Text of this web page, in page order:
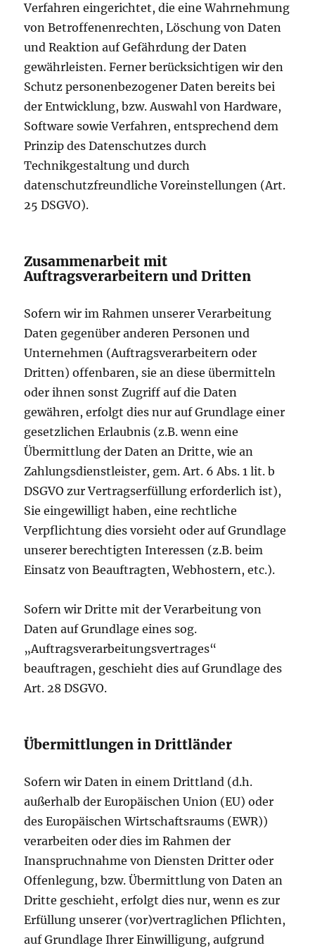
Verfahren eingerichtet, die eine Wahrnehmung
von Betroffenenrechten, Löschung von Daten
und Reaktion auf Gefährdung der Daten
gewährleisten. Ferner berücksichtigen wir den
Schutz personenbezogener Daten bereits bei
der Entwicklung, bzw. Auswahl von Hardware,
Software sowie Verfahren, entsprechend dem
Prinzip des Datenschutzes durch
Technikgestaltung und durch
datenschutzfreundliche Voreinstellungen (Art.
25 DSGVO).
Zusammenarbeit mit
Auftragsverarbeitern und Dritten
Sofern wir im Rahmen unserer Verarbeitung
Daten gegenüber anderen Personen und
Unternehmen (Auftragsverarbeitern oder
Dritten) offenbaren, sie an diese übermitteln
oder ihnen sonst Zugriff auf die Daten
gewähren, erfolgt dies nur auf Grundlage einer
gesetzlichen Erlaubnis (z.B. wenn eine
Übermittlung der Daten an Dritte, wie an
Zahlungsdienstleister, gem. Art. 6 Abs. 1 lit. b
DSGVO zur Vertragserfüllung erforderlich ist),
Sie eingewilligt haben, eine rechtliche
Verpflichtung dies vorsieht oder auf Grundlage
unserer berechtigten Interessen (z.B. beim
Einsatz von Beauftragten, Webhostern, etc.).
Sofern wir Dritte mit der Verarbeitung von
Daten auf Grundlage eines sog.
„Auftragsverarbeitungsvertrages“
beauftragen, geschieht dies auf Grundlage des
Art. 28 DSGVO.
Übermittlungen in Drittländer
Sofern wir Daten in einem Drittland (d.h.
außerhalb der Europäischen Union (EU) oder
des Europäischen Wirtschaftsraums (EWR))
verarbeiten oder dies im Rahmen der
Inanspruchnahme von Diensten Dritter oder
Offenlegung, bzw. Übermittlung von Daten an
Dritte geschieht, erfolgt dies nur, wenn es zur
Erfüllung unserer (vor)vertraglichen Pflichten,
auf Grundlage Ihrer Einwilligung, aufgrund